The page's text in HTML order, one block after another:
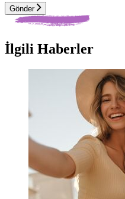
Gönder
İlgili Haberler